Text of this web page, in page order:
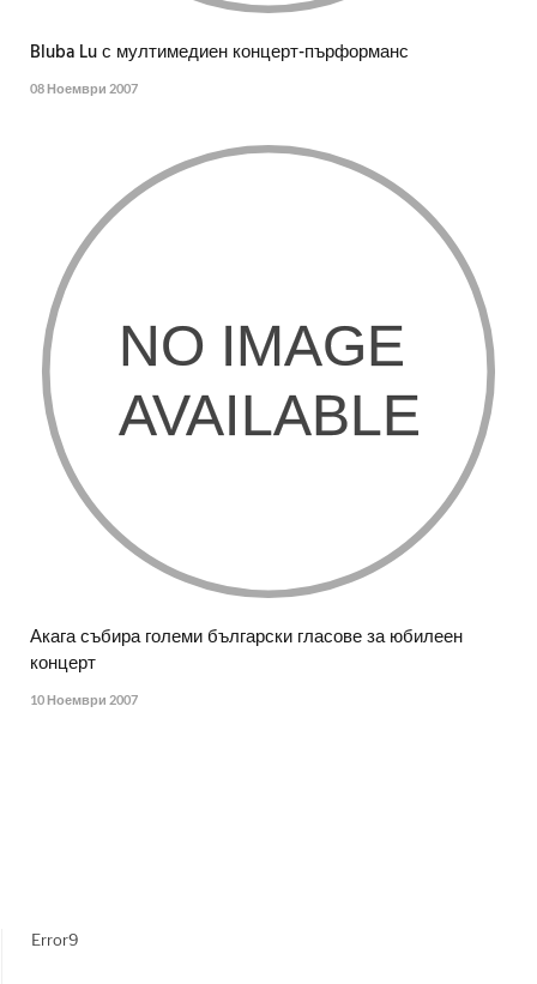
Bluba Lu с мултимедиен концерт-пърформанс
08 Ноември 2007
Акага събира големи български гласове за юбилеен
концерт
10 Ноември 2007
Error9